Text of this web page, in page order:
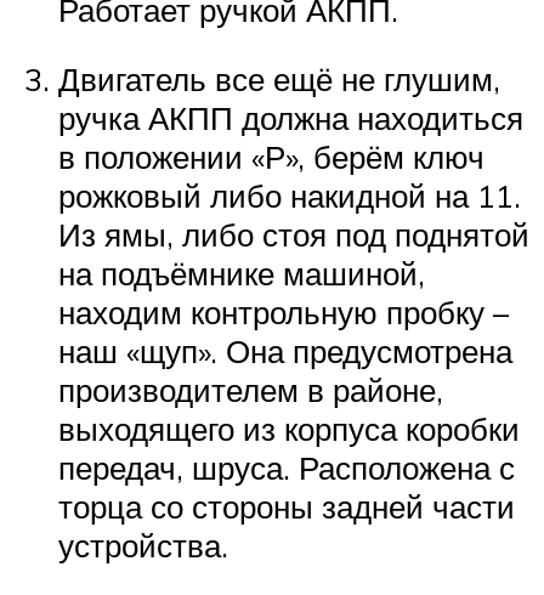
Работает ручкой АКПП.
Двигатель все ещё не глушим,
ручка АКПП должна находиться
в положении «Р», берём ключ
рожковый либо накидной на 11.
Из ямы, либо стоя под поднятой
на подъёмнике машиной,
находим контрольную пробку –
наш «щуп». Она предусмотрена
производителем в районе,
выходящего из корпуса коробки
передач, шруса. Расположена с
торца со стороны задней части
устройства.